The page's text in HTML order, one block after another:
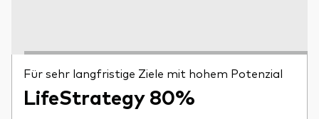
Für sehr langfristige Ziele mit hohem Potenzial
LifeStrategy 80%